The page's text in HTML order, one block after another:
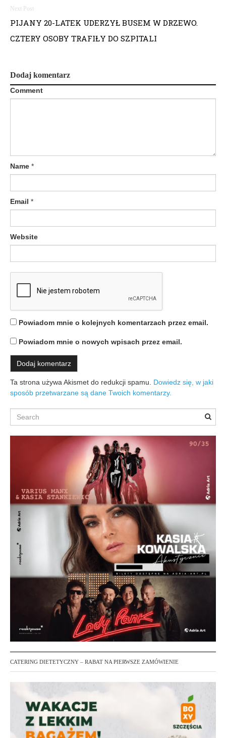
w
i
g
c
j
p
s
u
PIJANY 20-LATEK UDERZYŁ BUSEM W DRZEWO.
CZTERY OSOBY TRAFIŁY DO SZPITALI
Dodaj komentarz
Comment
Name *
Email *
Website
Powiadom mnie o kolejnych komentarzach przez email.
Powiadom mnie o nowych wpisach przez email.
Ta strona używa Akismet do redukcji spamu. Dowiedz się, w jaki
sposób przetwarzane są dane Twoich komentarzy.
Search
CATERING DIETETYCZNY – RABAT NA PIERWSZE ZAMÓWIENIE